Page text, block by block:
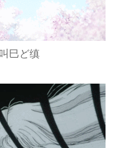
巳ど缜